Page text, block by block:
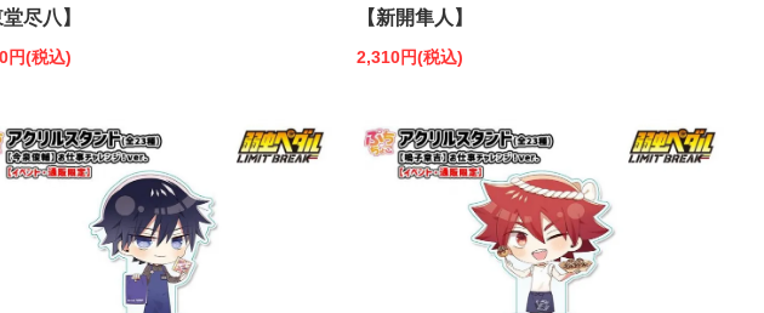
堂尽八】
円(税込)
【新開隼人】
2,310円(税込)